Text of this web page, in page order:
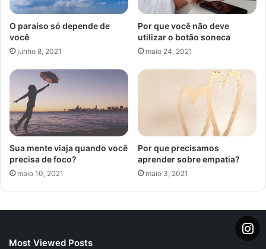
O paraíso só depende de
você
junho 8, 2021
Por que você não deve
utilizar o botão soneca
maio 24, 2021
Sua mente viaja quando você
precisa de foco?
maio 10, 2021
Por que precisamos
aprender sobre empatia?
maio 3, 2021
Most Viewed Posts